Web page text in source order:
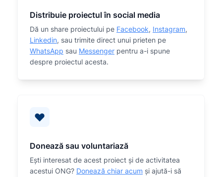
Distribuie proiectul în social media
Dă un share proiectului pe Facebook, Instagram,
Linkedin, sau trimite direct unui prieten pe
WhatsApp sau Messenger pentru a-i spune
despre proiectul acesta.
Donează sau voluntariază
Eşti interesat de acest proiect și de activitatea
acestui ONG? Donează chiar acum și ajută-i să